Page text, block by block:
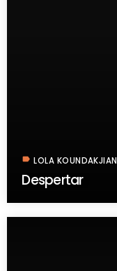
label LOLA KOUNDAKJIAN
Despertar